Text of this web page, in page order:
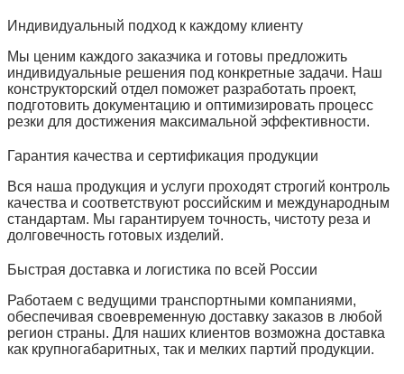
Индивидуальный подход к каждому клиенту
Мы ценим каждого заказчика и готовы предложить
индивидуальные решения под конкретные задачи. Наш
конструкторский отдел поможет разработать проект,
подготовить документацию и оптимизировать процесс
резки для достижения максимальной эффективности.
Гарантия качества и сертификация продукции
Вся наша продукция и услуги проходят строгий контроль
качества и соответствуют российским и международным
стандартам. Мы гарантируем точность, чистоту реза и
долговечность готовых изделий.
Быстрая доставка и логистика по всей России
Работаем с ведущими транспортными компаниями,
обеспечивая своевременную доставку заказов в любой
регион страны. Для наших клиентов возможна доставка
как крупногабаритных, так и мелких партий продукции.